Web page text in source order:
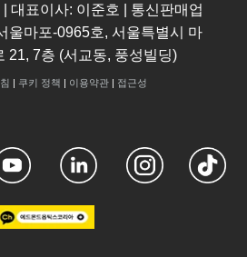
대표이사: 이준호 | 통신판매업
울마포-0965호, 서울특별시 마
21, 7층 (서교동, 풍성빌딩)
| 쿠키 정책 | 이용약관| 접근성